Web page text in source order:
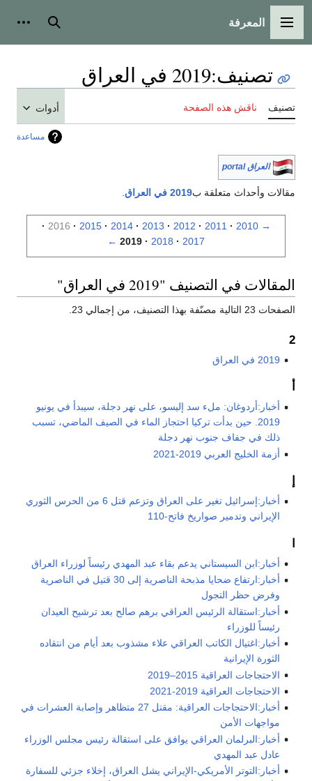
القائمة الرئيسية
المعرفة بحث
تصنيف:2019 في العراق
تصنيف ناقش هذه الصفحة أدوات
مساعدة
العراق portal
مقالات وأحداث متعلقة ب2019 في العراق
→
2010
2011
2012
2013
2014
2015
2016
2017
2018
2019
←
المقالات في التصنيف "2019 في العراق"
الصفحات 23 التالية مصنّفة بهذا التصنيف، من إجمالي 23.
2
2019 في العراق
أخبار:أردوغان: ملء سد إليسو، على نهر دجلة، سيبدأ في يونيو
2019. حين بدأت تركيا احتجاز الماء في الصيف الماضي، تسبب
ذلك في جفاف جنوب نهر دجلة
أزمة الخليج العربي 2019-2021
إ
أخبار:إسرائيل تغير على العراق وتزعم قتل 6 من الحرس الثوري
الإيراني وتدمير صواريخ فاتح-110
أخبار:ابن السيستاني يدعم بقاء عبد المهدي رئيساً لوزراء العراق
أخبار:ارتفاع ضحايا مذبحة الناصرية إلى 30 قتيل في الناصرية
وفرض حظر التجول
أخبار:استقالة الرئيس العراقي برهم صالح بعد ترشيح العيدان
رئيساً للوزراء
أخبار:اغتيال الكاتب العراقي علاء مشذوب بعد أيام من انتقاده
الثورة الإيرانية
الاحتجاجات العراقية 2015–2019
الاحتجاجات العراقية 2019-2021
أخبار:الاحتجاجات العراقية: مقتل 27 متظاهر وإصابة العشرات في
مواجهات الأمن
أخبار:البرلمان العراقي يوافق على استقالة رئيس مجلس الوزراء
عادل عبد المهدي
أخبار:التوتر الأمريكي-الإيراني يشل العراق، إخلاء جزئي للسفارة